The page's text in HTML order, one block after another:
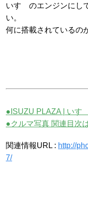
いすゞのエンジンにし
い。
何に搭載されているの
●ISUZU PLAZA | いす
●クルマ写真 関連目次
関連情報URL : http://
7/